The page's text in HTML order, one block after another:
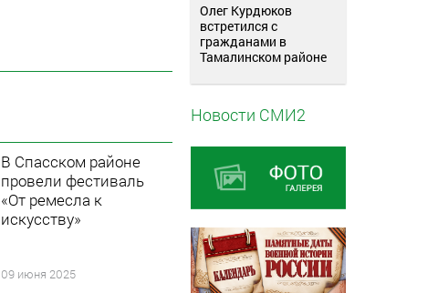
В Спасском районе
провели фестиваль
«От ремесла к
искусству»
09 июня 2025
Олег Курдюков
встретился с
гражданами в
Тамалинском районе
Новости СМИ2